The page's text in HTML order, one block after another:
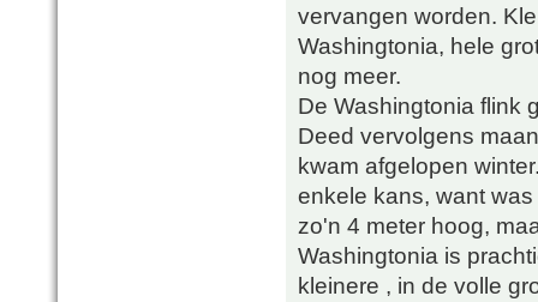
vervangen worden.
Washingtonia, hele
nog meer.
De Washingtonia flink
Deed vervolgens
kwam afgelopen
enkele kans, want
zo'n 4 meter hoog,
Washingtonia is
kleinere , in de volle